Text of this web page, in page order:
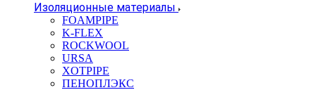
Изоляционные материалы
FOAMPIPE
K-FLEX
ROCKWOOL
URSA
XOTPIPE
ПЕНОПЛЭКС